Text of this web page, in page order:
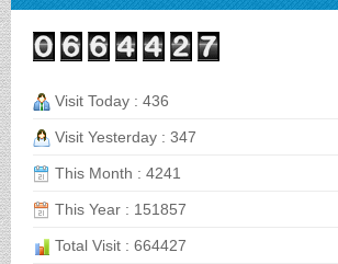
CẶP HỌC SINH MS: TN 5016
CẶP HỌC SINH MS: TN 5015
Visit Today : 436
Visit Yesterday : 347
This Month : 4241
This Year : 151857
Total Visit : 664427